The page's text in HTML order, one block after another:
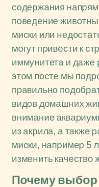
содержания
поведение
миски или
могут привести к
иммунитета и даже
этом посте мы
правильно
видов домашних
внимание
из акрила, а также
миски, например 5
изменить
Почему выбор